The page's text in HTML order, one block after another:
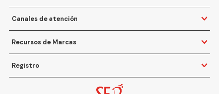
Canales de atención
Recursos de Marcas
Registro